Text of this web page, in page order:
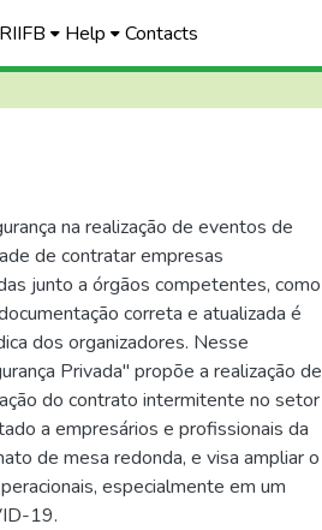
Help Contacts
na realização de eventos de
de contratar empresas
junto a órgãos competentes, como
correta e atualizada é
dos organizadores. Nesse
Privada" propõe a realização de
do contrato intermitente no setor
a empresários e profissionais da
de mesa redonda, e visa ampliar o
especialmente em um
19.